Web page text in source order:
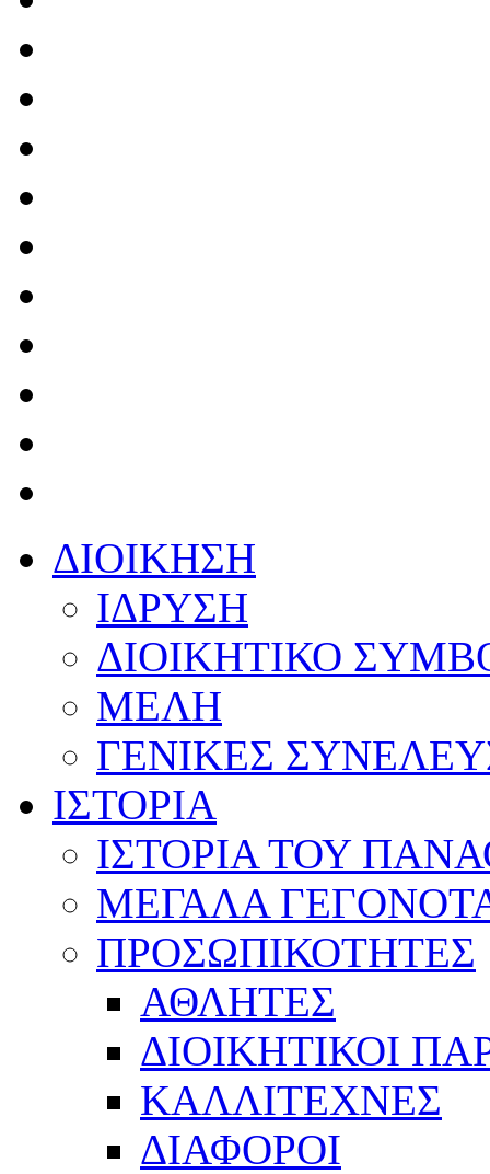
ΔΙΟΙΚΗΣΗ
ΙΔΡΥΣΗ
ΔΙΟΙΚΗΤΙΚΟ
ΜΕΛΗ
ΓΕΝΙΚΕΣ
ΙΣΤΟΡΙΑ
ΙΣΤΟΡΙΑ ΤΟΥ
ΜΕΓΑΛΑ
ΠΡΟΣΩΠΙΚΟΤΗΤΕΣ
ΑΘΛΗΤΕΣ
ΔΙΟΙΚΗΤΙΚΟΙ
ΚΑΛΛΙΤΕΧΝΕΣ
ΔΙΑΦΟΡΟΙ